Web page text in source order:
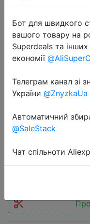
New 2025
Smartwatch
Display Heart
Tracking
Бот для швидкого
вашого товару на
Superdeals та інших
економії
Телеграм канал зі
України @ZnyzkaUa
Автоматичний
@SaleStack
Чат спільноти